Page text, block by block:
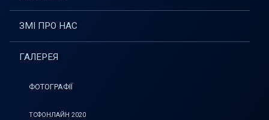
ЗМІ ПРО НАС
ГАЛЕРЕЯ
ФОТОГРАФІЇ
ТСФОНЛАЙН 2020